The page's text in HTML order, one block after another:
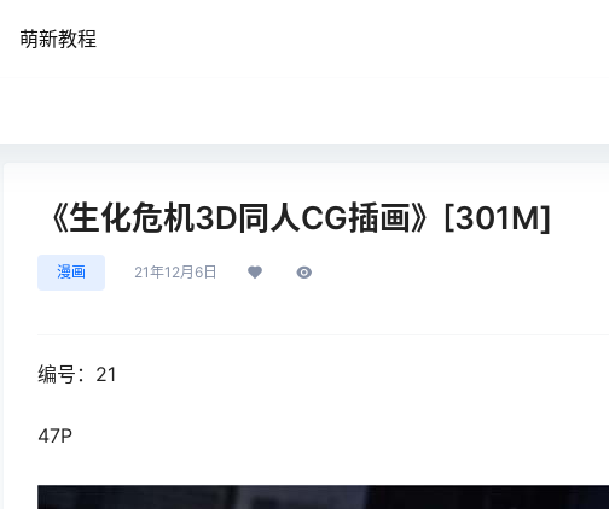
萌新教程
《生化危机3D同人CG插画》[301M]
漫画 21年12月6日
编号：21
47P